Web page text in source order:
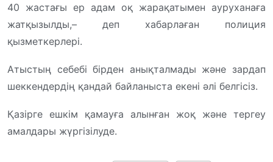
40 жастағы ер адам оқ жарақатымен ауруханаға
жатқызылды,– деп хабарлаған полиция
қызметкерлері.
Атыстың себебі бірден анықталмады және зардап
шеккендердің қандай байланыста екені әлі белгісіз.
Қазірге ешкім қамауға алынған жоқ және тергеу
амалдары жүргізілуде.